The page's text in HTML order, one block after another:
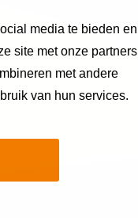
media te bieden en
site met onze partners
met andere
van hun services.